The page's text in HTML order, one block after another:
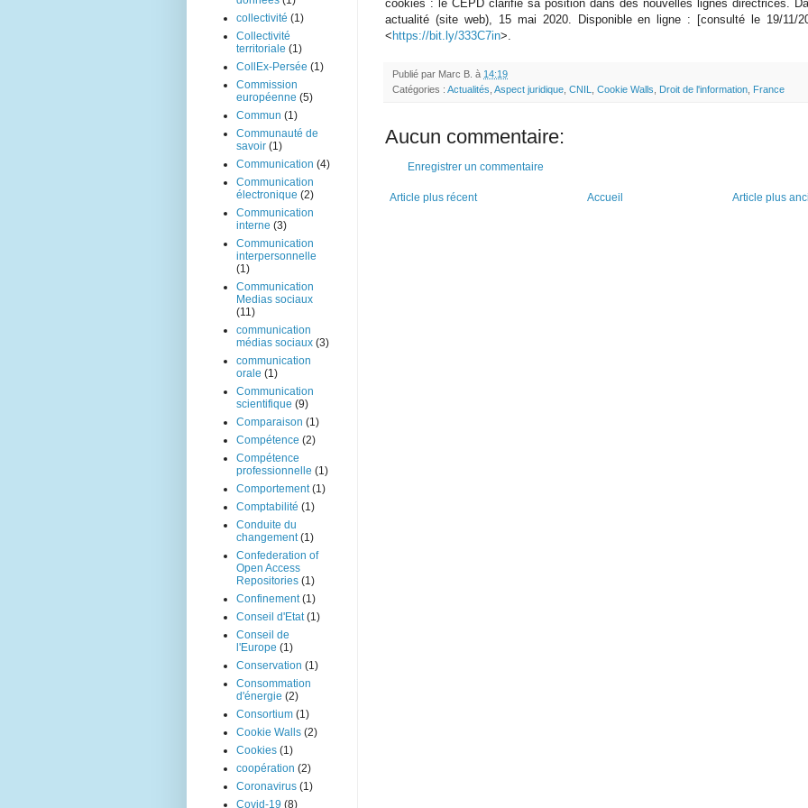
cookies : le CEPD clarifie sa position dans des nouvelles lignes directrices.
actualité (site web), 15 mai 2020. Disponible en ligne : [consulté le 19/11/
< https://bit.ly/333C7in>.
Publié par Marc B. à 14:19
Catégories : Actualités Aspect juridique CNIL Cookie Walls Droit de l'information France
Aucun commentaire:
Enregistrer un commentaire
Article plus récent Article plus
Accueil
collectivité (1)
Collectivité
territoriale (1)
CollEx-Persée (1)
Commission
européenne (5)
Commun (1)
Communauté de
savoir (1)
Communication (4)
Communication
électronique (2)
Communication
interne (3)
Communication
interpersonnelle
(1)
Communication
Medias sociaux
(11)
communication
médias sociaux (3)
communication
orale (1)
Communication
scientifique (9)
Comparaison (1)
Compétence (2)
Compétence
professionnelle (1)
Comportement (1)
Comptabilité (1)
Conduite du
changement (1)
Confederation of
Open Access
Repositories (1)
Confinement (1)
Conseil d'Etat (1)
Conseil de
l'Europe (1)
Conservation (1)
Consommation
d'énergie (2)
Consortium (1)
Cookie Walls (2)
Cookies (1)
coopération (2)
Coronavirus (1)
Covid-19 (8)